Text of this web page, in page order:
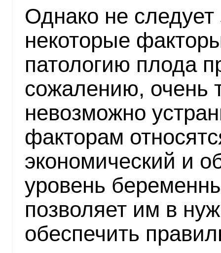
Однако не
некоторые
патологию плода
сожалению, очень
невозможно
факторам
экономический и
уровень
позволяет им в
обеспечить